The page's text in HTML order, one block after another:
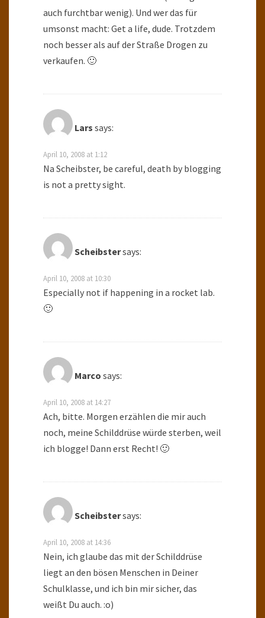
auch furchtbar wenig). Und wer das für
umsonst macht: Get a life, dude. Trotzdem
noch besser als auf der Straße Drogen zu
verkaufen. 🙂
Lars says:
April 10, 2008 at 1:12
Na Scheibster, be careful, death by blogging
is not a pretty sight.
Scheibstersays:
April 10, 2008 at 10:30
Especially not if happening in a rocket lab.
🙂
Marco says:
April 10, 2008 at 14:27
Ach, bitte. Morgen erzählen die mir auch
noch, meine Schilddrüse würde sterben, weil
ich blogge! Dann erst Recht! 🙂
Scheibstersays:
April 10, 2008 at 14:36
Nein, ich glaube das mit der Schilddrüse
liegt an den bösen Menschen in Deiner
Schulklasse, und ich bin mir sicher, das
weißt Du auch. :o)